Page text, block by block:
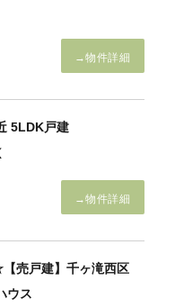
→物件詳細
5LDK戸建
→物件詳細
売戸建】千ヶ滝西区
ウス